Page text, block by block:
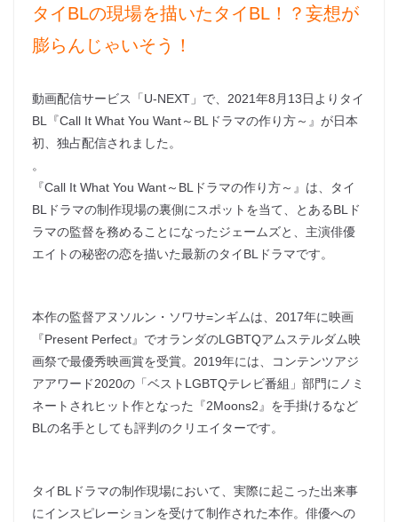
タイBLの現場を描いたタイBL！？妄想が
膨らんじゃいそう！
動画配信サービス「U-NEXT」で、2021年8月13日よりタイ
BL『Call It What You Want～BLドラマの作り方～』が日本
初、独占配信されました。
。
『Call It What You Want～BLドラマの作り方～』は、タイ
BLドラマの制作現場の裏側にスポットを当て、とあるBLド
ラマの監督を務めることになったジェームズと、主演俳優
エイトの秘密の恋を描いた最新のタイBLドラマです。
本作の監督アヌソルン・ソワサ=ンギムは、2017年に映画
『Present Perfect』でオランダのLGBTQアムステルダム映
画祭で最優秀映画賞を受賞。2019年には、コンテンツアジ
アアワード2020の「ベストLGBTQテレビ番組」部門にノミ
ネートされヒット作となった『2Moons2』を手掛けるなど
BLの名手としても評判のクリエイターです。
タイBLドラマの制作現場において、実際に起こった出来事
にインスピレーションを受けて制作された本作。俳優への